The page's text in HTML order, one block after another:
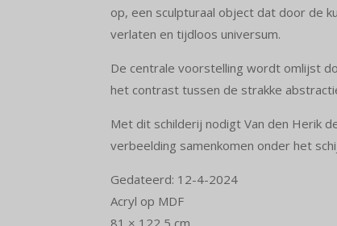
op, een sculpturaal object dat door de
verlaten en tijdloos universum.
De centrale voorstelling wordt omlijst
het contrast tussen de strakke
Met dit schilderij nodigt Van den Herik
verbeelding samenkomen onder het
Gedateerd: 12-4-2024
Acryl op MDF